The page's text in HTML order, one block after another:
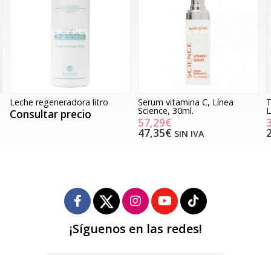
Leche regeneradora litro
Consultar precio
Serum vitamina C, Línea
Science, 30ml.
57,29€
47,35€ SIN IVA
¡Síguenos en las redes!